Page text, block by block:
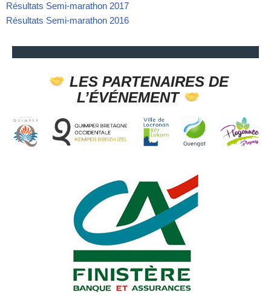
Résultats Semi-marathon 2017
Résultats Semi-marathon 2016
LES PARTENAIRES DE
L’ÉVÉNEMENT